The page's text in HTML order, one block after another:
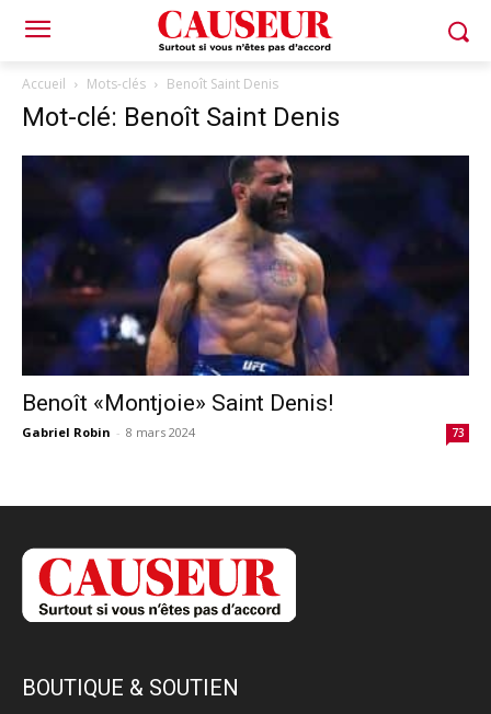
Accueil Mots-clés Benoît Saint Denis
Mot-clé: Benoît Saint Denis
Benoît «Montjoie» Saint Denis!
Gabriel Robin - 8 mars 2024 73
BOUTIQUE & SOUTIEN